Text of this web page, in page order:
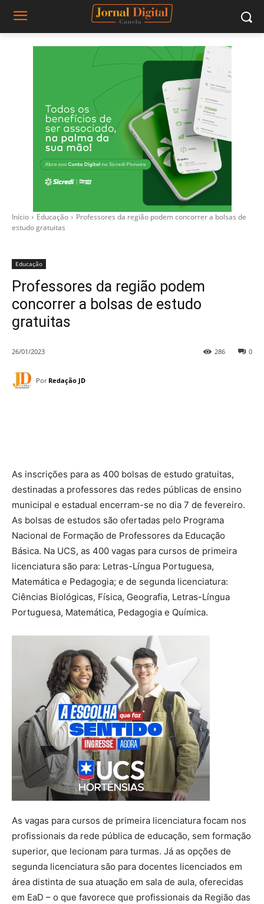
Início Educação
Professores da região podem concorrer a bolsas de
estudo gratuitas
Educação
Professores da região podem
concorrer a bolsas de estudo
gratuitas
26/01/2023 0
286
Por Redação JD
As inscrições para as 400 bolsas de estudo gratuitas,
destinadas a professores das redes públicas de ensino
municipal e estadual encerram-se no dia 7 de fevereiro.
As bolsas de estudos são ofertadas pelo Programa
Nacional de Formação de Professores da Educação
Básica. Na UCS, as 400 vagas para cursos de primeira
licenciatura são para: Letras-Língua Portuguesa,
Matemática e Pedagogia; e de segunda licenciatura:
Ciências Biológicas, Física, Geografia, Letras-Língua
Portuguesa, Matemática, Pedagogia e Química.
As vagas para cursos de primeira licenciatura focam nos
profissionais da rede pública de educação, sem formação
superior, que lecionam para turmas. Já as opções de
segunda licenciatura são para docentes licenciados em
área distinta de sua atuação em sala de aula, oferecidas
em EaD – o que favorece que profissionais da Região das